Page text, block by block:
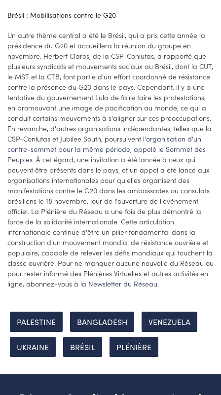
Brésil : Mobilisations contre le G20
Un autre thème central a été le Brésil, qui a pris cette année la
présidence du G20 et accueillera la réunion du groupe en
novembre. Herbert Claros, de la CSP-Conlutas, a rapporté que
plusieurs syndicats et mouvements sociaux au Brésil, dont la CUT,
le MST et la CTB, font partie d'un effort coordonné de résistance
contre la présence du G20 dans le pays. Cependant, il y a une
tentative du gouvernement Lula de faire taire les protestations,
en promouvant une image de pacification au monde, ce qui a
conduit certains mouvements à s'aligner sur ces préoccupations.
En revanche, d'autres organisations indépendantes, telles que la
CSP-Conlutas et Jubilee South, poursuivent l'organisation d'un
contre-sommet pour la même période, appelé le Sommet des
Peuples. À cet égard, une invitation a été lancée à ceux qui
peuvent être présents dans le pays, et un appel a été lancé aux
organisations internationales pour qu'elles organisent des
manifestations contre le G20 dans les ambassades ou consulats
brésiliens le 18 novembre, jour de l'ouverture de l'événement
officiel. La Plénière du Réseau a une fois de plus démontré la
force de la solidarité internationale. Cette articulation
internationale continue d'être un pilier fondamental dans la
construction d'un mouvement mondial de résistance ouvrière et
populaire, capable de relever les défis mondiaux qui touchent la
classe ouvrière. Pour ne manquer aucune nouvelle du Réseau ou
pour rester informé des Plénières Virtuelles et autres activités en
ligne, abonnez-vous à la Newsletter du Réseau.
PALESTINE BANGLADESH VENEZUELA
UKRAINE BRÉSIL PLÉNIÈRE